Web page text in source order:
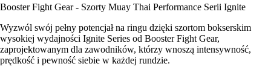
Booster Fight Gear - Szorty Muay Thai Performance Serii Ignite
Wyzwól swój pełny potencjał na ringu dzięki szortom bokserskim
wysokiej wydajności Ignite Series od Booster Fight Gear,
zaprojektowanym dla zawodników, którzy wnoszą intensywność,
prędkość i pewność siebie w każdej rundzie.